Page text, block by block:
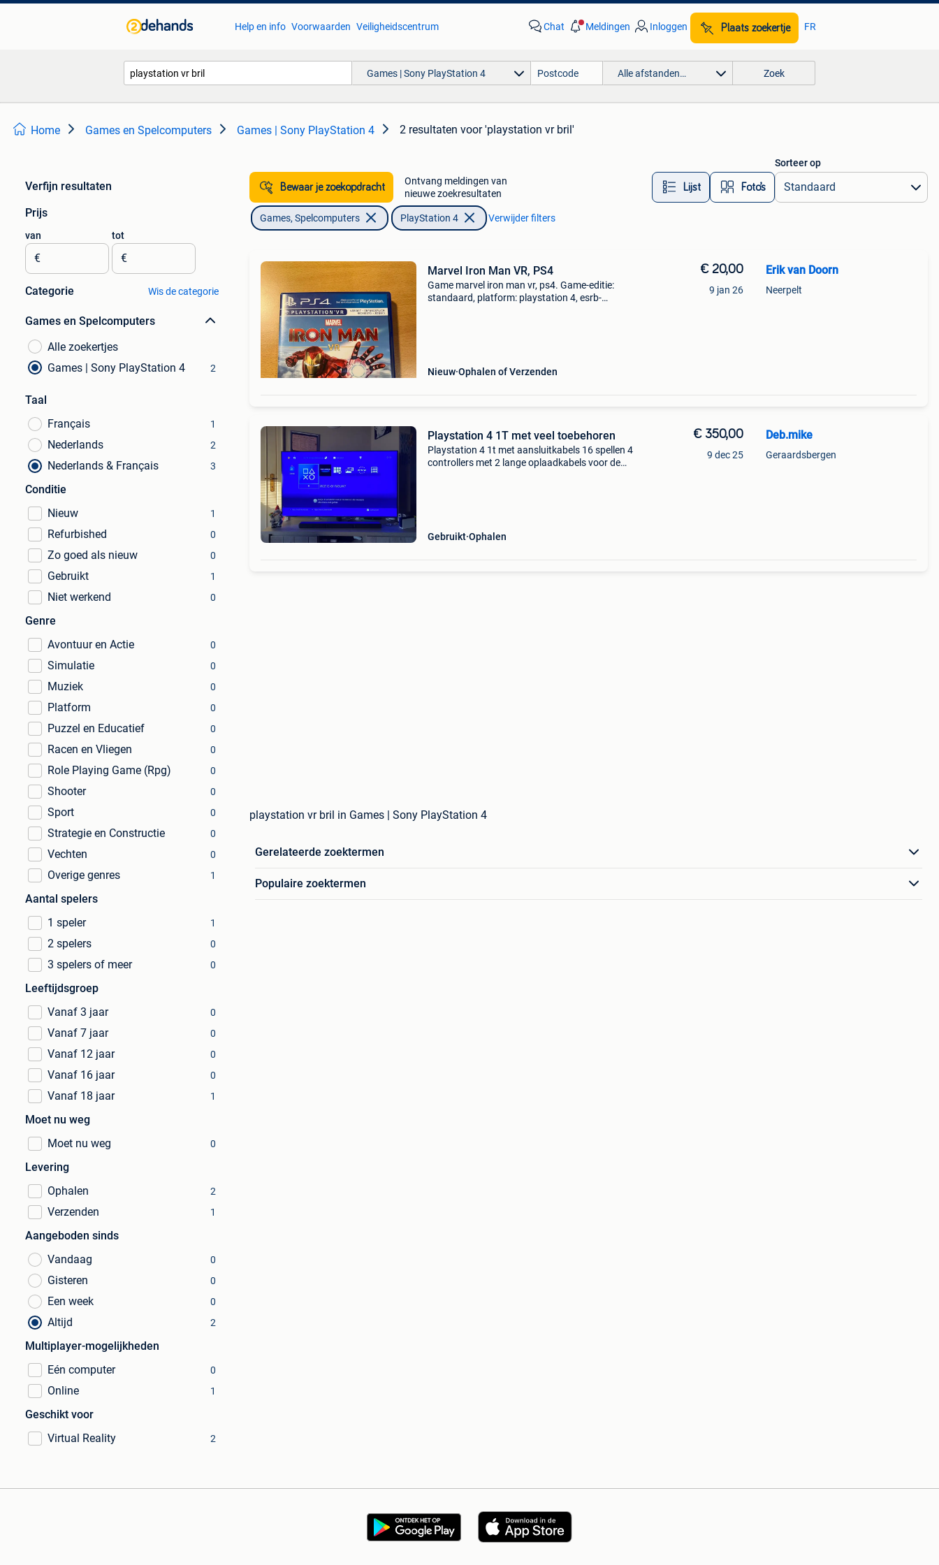
Help en info Voorwaarden Veiligheidscentrum Chat Meldingen Inloggen Plaats zoekertje FR
Games | Sony PlayStation 4 Alle afstanden… Zoek
Home Games en Spelcomputers Games | Sony PlayStation 4 2 resultaten voor 'playstation vr bril'
Verfijn resultaten
Prijs
van
€
tot
€
Categorie Wis de categorie
Games en Spelcomputers
Alle zoekertjes
Games | Sony PlayStation 4
2
Taal
Français
1
Nederlands 2
Nederlands & Français 3
Conditie
Nieuw
1
Refurbished 0
Zo goed als nieuw 0
Gebruikt 1
Niet werkend 0
Genre
Avontuur en Actie
0
Simulatie 0
Muziek 0
Platform 0
Puzzel en Educatief 0
Racen en Vliegen 0
Role Playing Game (Rpg) 0
Shooter 0
Sport 0
Strategie en Constructie 0
Vechten 0
Overige genres 1
Aantal spelers
1 speler
1
2 spelers 0
3 spelers of meer 0
Leeftijdsgroep
Vanaf 3 jaar
0
Vanaf 7 jaar 0
Vanaf 12 jaar 0
Vanaf 16 jaar 0
Vanaf 18 jaar 1
Moet nu weg
Moet nu weg
0
Levering
Ophalen
2
Verzenden 1
Aangeboden sinds
Vandaag
0
Gisteren 0
Een week 0
Altijd 2
Multiplayer-mogelijkheden
Eén computer
0
Online 1
Geschikt voor
Virtual Reality
2
Bewaar je zoekopdracht
Ontvang meldingen van
nieuwe zoekresultaten
Lijst Foto’s
Sorteer op
Games, Spelcomputers PlayStation 4 Verwijder filters
Marvel Iron Man VR, PS4
Game marvel iron man vr, ps4. Game-editie:
standaard, platform: playstation 4, esrb-
Nieuw Ophalen of Verzenden
€ 20,00
9 jan 26
Erik van Doorn
Neerpelt
Playstation 4 1T met veel toebehoren
Playstation 4 1t met aansluitkabels 16 spellen 4
controllers met 2 lange oplaadkabels voor de
Gebruikt Ophalen
€ 350,00
9 dec 25
Deb.mike
Geraardsbergen
playstation vr bril in Games | Sony PlayStation 4
Gerelateerde zoektermen
Populaire zoektermen